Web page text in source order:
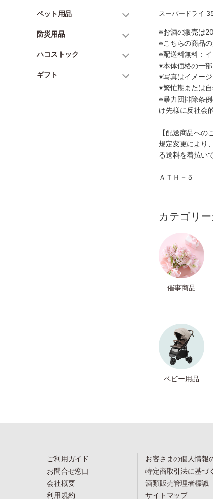
ペット用品
防災用品
ハコストック
ギフト
スーパードライ
※お酒の販売は
※こちらの商品
※配送料無料：
※本体価格の一
※写真はイメージ
※繁忙期または
※暴力団排除条
け先様に反社会
【配送商品への
規定変更により
る送料を着払い
ＡＴＨ－５
カテゴリ
催事商品
ベビー用品
ご利用ガイド
お問合せ窓口
会社概要
利用規約
お客さまの個人情報
特定商取引法に基づ
酒類販売管理者標識
サイトマップ